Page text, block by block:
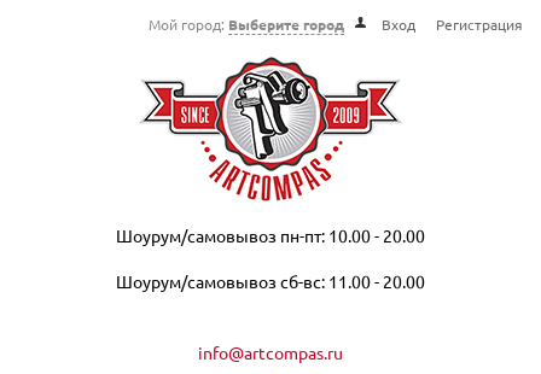
Мой город: Выберите город Вход Регистрация
Шоурум/самовывоз пн-пт: 10.00 - 20.00
Шоурум/самовывоз сб-вс: 11.00 - 20.00
info@artcompas.ru